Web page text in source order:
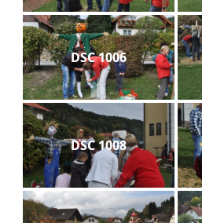
DSC 1006
DSC 1008